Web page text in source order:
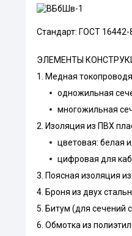
Стандарт: ГОСТ
ЭЛЕМЕНТЫ
1. Медная
одножильная
многожильная
2. Изоляция из ПВХ
цветовая: белая
цифровая для
3. Поясная изоляция
4. Броня из двух
5. Битум (для сечений
6. Обмотка из